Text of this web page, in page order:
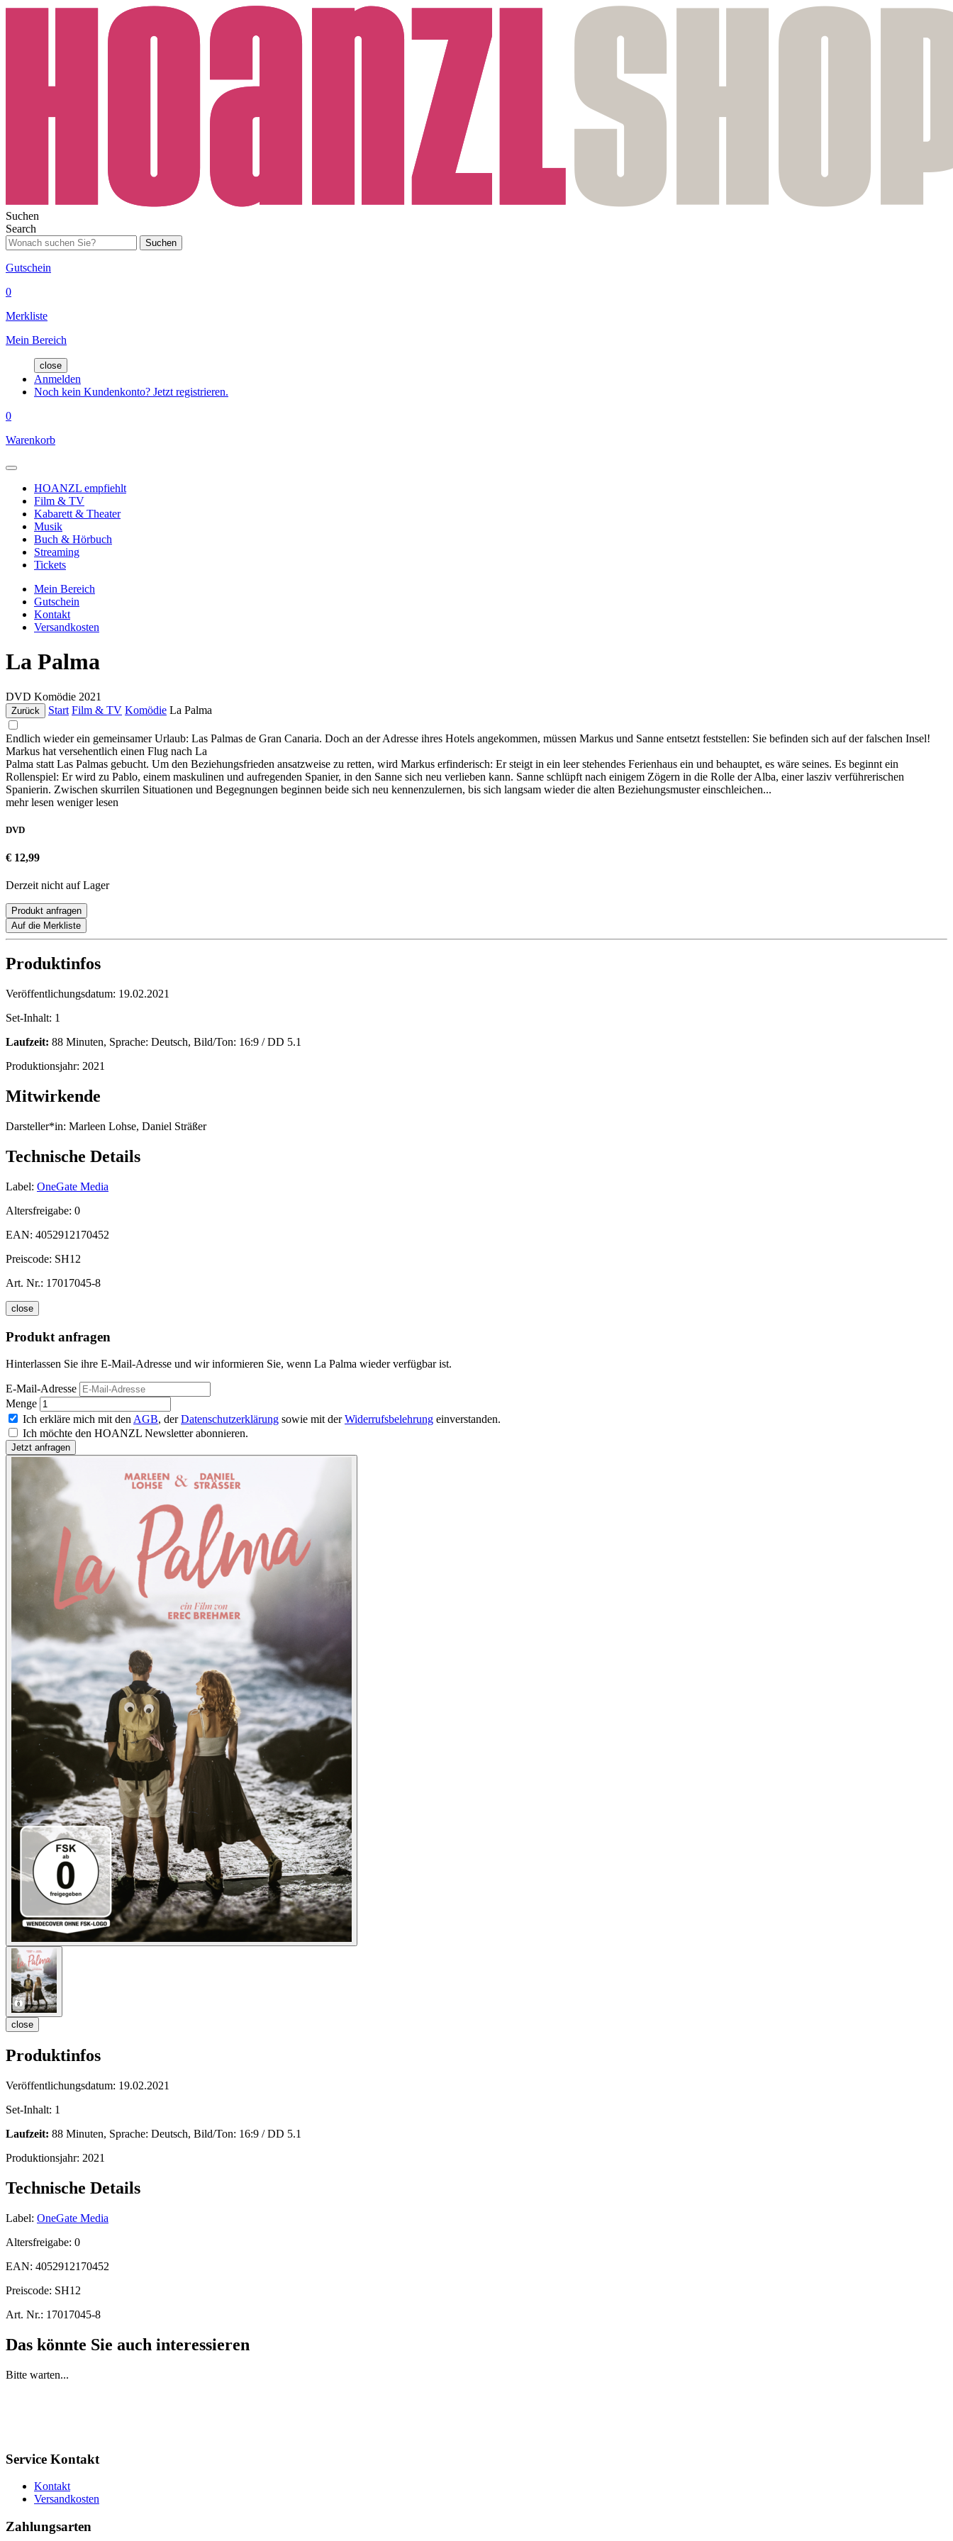
Suchen
Search
Suchen
Gutschein
0
Merkliste
Mein Bereich
close
Anmelden
Noch kein Kundenkonto? Jetzt registrieren.
0
Warenkorb
HOANZL empfiehlt
Film & TV
Kabarett & Theater
Musik
Buch & Hörbuch
Streaming
Tickets
Mein Bereich
Gutschein
Kontakt
Versandkosten
La Palma
DVD Komödie 2021
Zurück Start Film & TV Komödie La Palma
Endlich wieder ein gemeinsamer Urlaub: Las Palmas de Gran Canaria. Doch an der Adresse ihres Hotels angekommen, müssen Markus und Sanne entsetzt feststellen: Sie befinden sich auf der falschen Insel!
Markus hat versehentlich einen Flug nach La
Palma statt Las Palmas gebucht. Um den Beziehungsfrieden ansatzweise zu retten, wird Markus erfinderisch: Er steigt in ein leer stehendes Ferienhaus ein und behauptet, es wäre seines. Es beginnt ein
Rollenspiel: Er wird zu Pablo, einem maskulinen und aufregenden Spanier, in den Sanne sich neu verlieben kann. Sanne schlüpft nach einigem Zögern in die Rolle der Alba, einer lasziv verführerischen
Spanierin. Zwischen skurrilen Situationen und Begegnungen beginnen beide sich neu kennenzulernen, bis sich langsam wieder die alten Beziehungsmuster einschleichen...
mehr lesen weniger lesen
DVD
€ 12,99
Derzeit nicht auf Lager
Produkt anfragen
Auf die Merkliste
Produktinfos
Veröffentlichungsdatum: 19.02.2021
Set-Inhalt: 1
Laufzeit: 88 Minuten, Sprache: Deutsch, Bild/Ton: 16:9 / DD 5.1
Produktionsjahr: 2021
Mitwirkende
Darsteller*in: Marleen Lohse, Daniel Sträßer
Technische Details
Label: OneGate Media
Altersfreigabe: 0
EAN: 4052912170452
Preiscode: SH12
Art. Nr.: 17017045-8
close
Produkt anfragen
Hinterlassen Sie ihre E-Mail-Adresse und wir informieren Sie, wenn La Palma wieder verfügbar ist.
E-Mail-Adresse
Menge
Ich erkläre mich mit den AGB, derDatenschutzerklärung sowie mit derWiderrufsbelehrung einverstanden.
Ich möchte den HOANZL Newsletter abonnieren.
close
Produktinfos
Veröffentlichungsdatum: 19.02.2021
Set-Inhalt: 1
Laufzeit: 88 Minuten, Sprache: Deutsch, Bild/Ton: 16:9 / DD 5.1
Produktionsjahr: 2021
Technische Details
Label: OneGate Media
Altersfreigabe: 0
EAN: 4052912170452
Preiscode: SH12
Art. Nr.: 17017045-8
Das könnte Sie auch interessieren
Bitte warten...
Service Kontakt
Kontakt
Versandkosten
Zahlungsarten